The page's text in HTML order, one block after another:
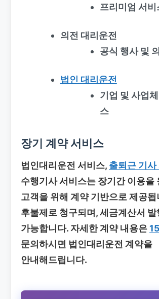
프리미엄 서비
의전 대리운전
공식 행사 및
법인 대리운전
기업 및 사업
스
장기 계약 서비스
법인대리운전 서비스, 출퇴근 기사
수행기사 서비스는 장기간 이용을
고객을 위해 계약 기반으로 제공됩
후불제로 청구되며, 세금계산서 발
가능합니다. 자세한 계약 내용은
문의하시면 법인대리운전 계약을
안내해드립니다.